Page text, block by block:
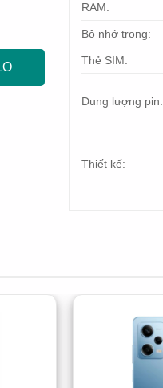
RAM:
Bộ nhớ trong:
Thẻ SIM:
Dung lượng pin:
Thiết kế: